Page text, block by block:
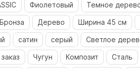
Фиолетовый Темное
Бронза Дерево Ширина 45 см
сатин серый Светлое
Чугун Композит Сталь